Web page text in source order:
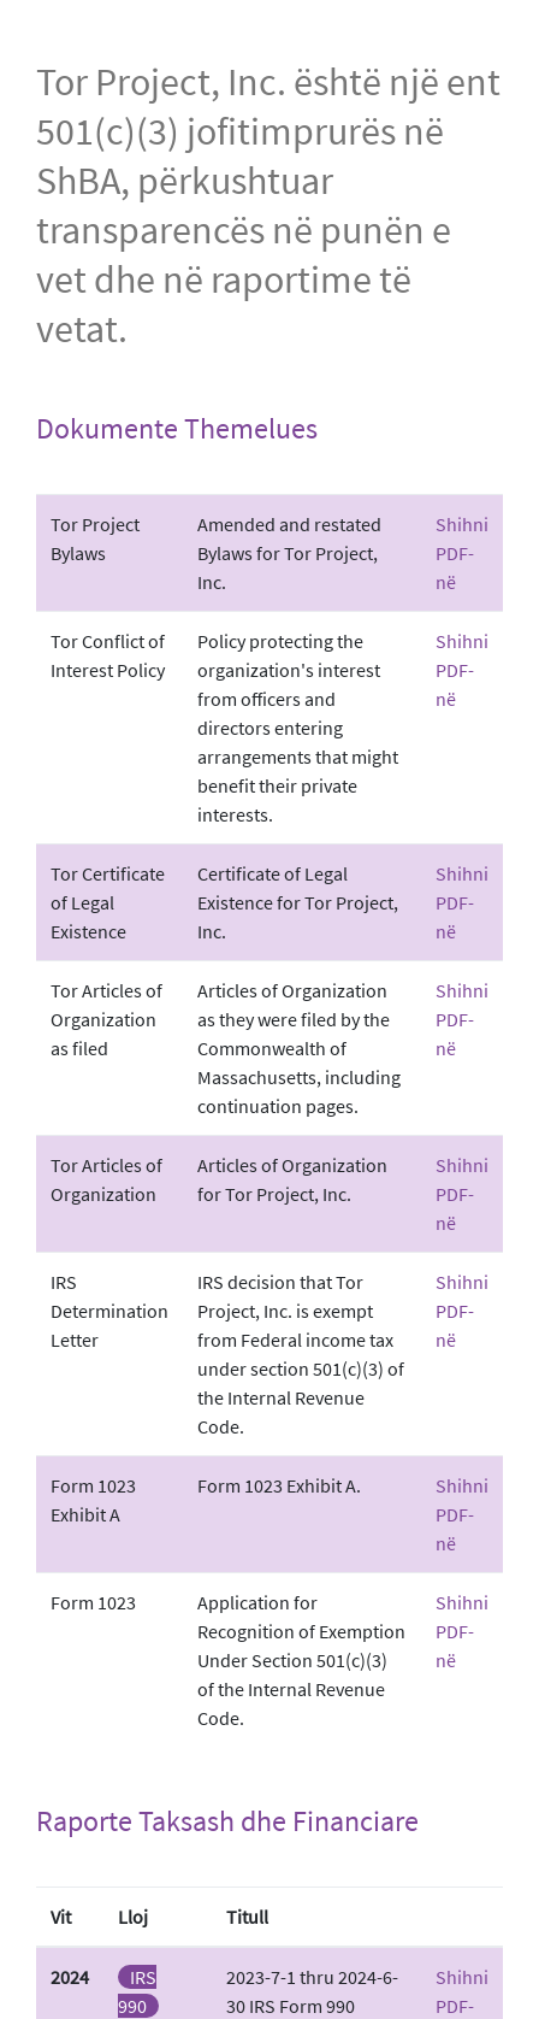
Tor Project, Inc. është një ent
501(c)(3) jofitimprurës në
ShBA, përkushtuar
transparencës në punën e
vet dhe në raportime të
vetat.
Dokumente Themelues
Tor Project
Bylaws
Amended and restated
Bylaws for Tor Project,
Inc.
Shihni
PDF-
në
Tor Conflict of
Interest Policy
Policy protecting the
organization's interest
from officers and
directors entering
arrangements that might
benefit their private
interests.
Shihni
PDF-
në
Tor Certificate
of Legal
Existence
Certificate of Legal
Existence for Tor Project,
Inc.
Shihni
PDF-
në
Tor Articles of
Organization
as filed
Articles of Organization
as they were filed by the
Commonwealth of
Massachusetts, including
continuation pages.
Shihni
PDF-
në
Tor Articles of
Organization
Articles of Organization
for Tor Project, Inc.
Shihni
PDF-
në
IRS
Determination
Letter
IRS decision that Tor
Project, Inc. is exempt
from Federal income tax
under section 501(c)(3) of
the Internal Revenue
Code.
Shihni
PDF-
në
Form 1023
Exhibit A
Form 1023 Exhibit A.
Shihni
PDF-
në
Form 1023
Application for
Recognition of Exemption
Under Section 501(c)(3)
of the Internal Revenue
Code.
Shihni
PDF-
në
Raporte Taksash dhe Financiare
Vit Lloj Titull
2024
IRS
990
2023-7-1 thru 2024-6-
30 IRS Form 990
Shihni
PDF-